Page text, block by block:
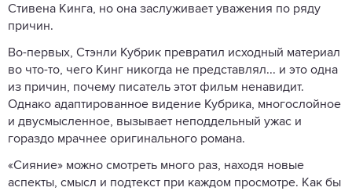
Стивена Кинга, но она заслуживает уважения по ряду
причин.
Во-первых, Стэнли Кубрик превратил исходный материал
во что-то, чего Кинг никогда не представлял... и это одна
из причин, почему писатель этот фильм ненавидит.
Однако адаптированное видение Кубрика, многослойное
и двусмысленное, вызывает неподдельный ужас и
гораздо мрачнее оригинального романа.
«Сияние» можно смотреть много раз, находя новые
аспекты, смысл и подтекст при каждом просмотре. Как бы